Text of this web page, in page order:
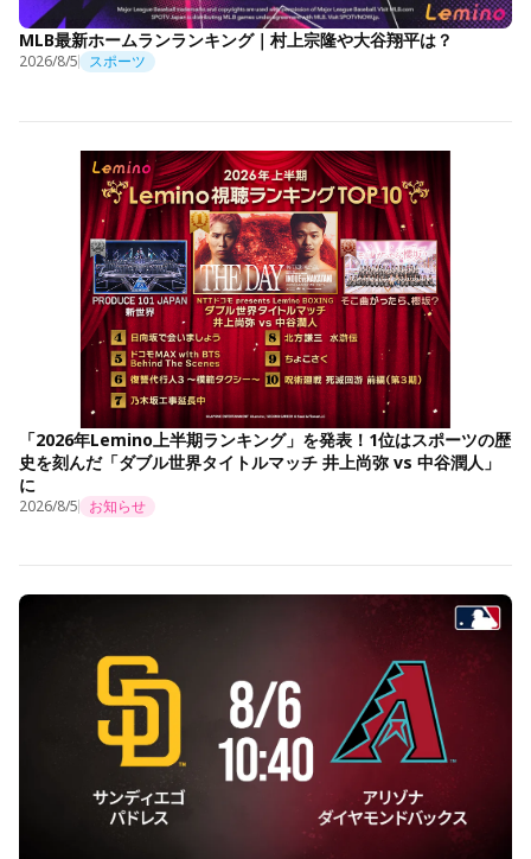
MLB最新ホームランランキング｜村上宗隆や大谷翔平は？
2026/8/5 スポーツ
「2026年Lemino上半期ランキング」を発表！1位はスポーツの歴
史を刻んだ「ダブル世界タイトルマッチ 井上尚弥 vs 中谷潤人」
に
2026/8/5 お知らせ